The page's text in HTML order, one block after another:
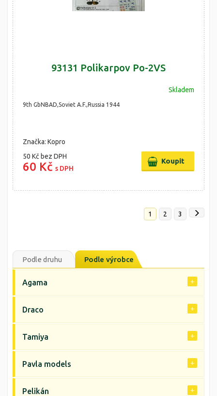
93131 Polikarpov Po-2VS
Skladem
9th GbNBAD,Soviet A.F.,Russia 1944
Značka: Kopro
50 Kč bez DPH
60 Kč s DPH
1 2 3
Podle druhu Podle výrobce
Agama
Draco
Tamiya
Pavla models
Pelikán